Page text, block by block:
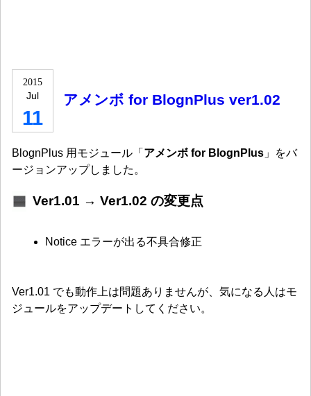
2015
Jul
11
アメンボ for BlognPlus ver1.02
BlognPlus 用モジュール「 アメンボ for BlognPlus 」をバ
ージョンアップしました。
Ver1.01 → Ver1.02 の変更点
Notice エラーが出る不具合修正
Ver1.01 でも動作上は問題ありませんが、気になる人はモ
ジュールをアップデートしてください。